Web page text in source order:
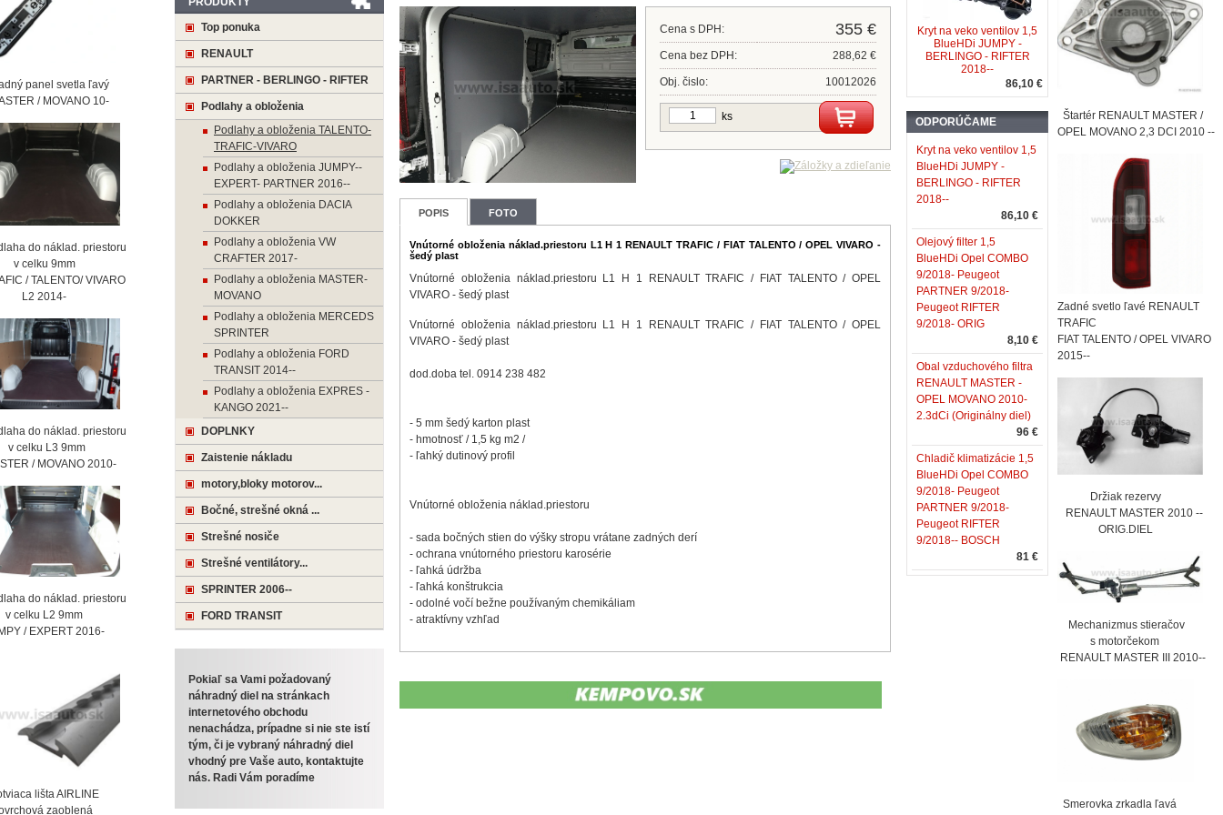
Cena s DPH: 355 €
Cena bez DPH: 288,62 €
Obj. čislo: 10012026
ks
POPIS FOTO
Vnútorné obloženia náklad.priestoru L1 H 1 RENAULT TRAFIC / FIAT TALENTO / OPEL VIVARO -
šedý plast
Vnútorné obloženia náklad.priestoru L1 H 1 RENAULT TRAFIC / FIAT TALENTO / OPEL
VIVARO - šedý plast
Vnútorné obloženia náklad.priestoru L1 H 1 RENAULT TRAFIC / FIAT TALENTO / OPEL
VIVARO - šedý plast
dod.doba tel. 0914 238 482
- 5 mm šedý karton plast
- hmotnosť / 1,5 kg m2 /
- ľahký dutinový profil
Vnútorné obloženia náklad.priestoru
- sada bočných stien do výšky stropu vrátane zadných derí
- ochrana vnútorného priestoru karosérie
- ľahká údržba
- ľahká konštrukcia
- odolné vočí bežne používaným chemikáliam
- atraktívny vzhľad
Kryt na veko ventilov 1,5
BlueHDi JUMPY -
BERLINGO - RIFTER
2018--
86,10 €
ODPORÚČAME
Kryt na veko ventilov 1,5
BlueHDi JUMPY -
BERLINGO - RIFTER
2018--
86,10 €
Olejový filter 1,5
BlueHDi Opel COMBO
9/2018- Peugeot
PARTNER 9/2018-
Peugeot RIFTER
9/2018- ORIG
8,10 €
Obal vzduchového filtra
RENAULT MASTER -
OPEL MOVANO 2010-
2.3dCi (Originálny diel)
96 €
Chladič klimatizácie 1,5
BlueHDi Opel COMBO
9/2018- Peugeot
PARTNER 9/2018-
Peugeot RIFTER
9/2018-- BOSCH
81 €
Top ponuka
RENAULT
PARTNER - BERLINGO - RIFTER
Podlahy a obloženia
Podlahy a obloženia TALENTO-
TRAFIC-VIVARO
Podlahy a obloženia JUMPY--
EXPERT- PARTNER 2016--
Podlahy a obloženia DACIA
DOKKER
Podlahy a obloženia VW
CRAFTER 2017-
Podlahy a obloženia MASTER-
MOVANO
Podlahy a obloženia MERCEDS
SPRINTER
Podlahy a obloženia FORD
TRANSIT 2014--
Podlahy a obloženia EXPRES -
KANGO 2021--
DOPLNKY
Zaistenie nákladu
motory,bloky motorov...
Bočné, strešné okná ...
Strešné nosiče
Strešné ventilátory...
SPRINTER 2006--
FORD TRANSIT
Pokiaľ sa Vami požadovaný
náhradný diel na stránkach
internetového obchodu
nenachádza, prípadne si nie ste istí
tým, či je vybraný náhradný diel
vhodný pre Vaše auto, kontaktujte
nás. Radi Vám poradíme
panel svetla ľavý
/ MOVANO 10-
do náklad. priestoru
9mm
/ TALENTO/ VIVARO
2014-
do náklad. priestoru
L3 9mm
/ MOVANO 2010-
do náklad. priestoru
L2 9mm
/ EXPERT 2016-
lišta AIRLINE
zaoblená
Štartér RENAULT MASTER /
OPEL MOVANO 2,3 DCI 2010 --
Zadné svetlo ľavé RENAULT
TRAFIC
FIAT TALENTO / OPEL VIVARO
2015--
Držiak rezervy
RENAULT MASTER 2010 --
ORIG.DIEL
Mechanizmus stieračov
s motorčekom
RENAULT MASTER III 2010--
Smerovka zrkadla ľavá